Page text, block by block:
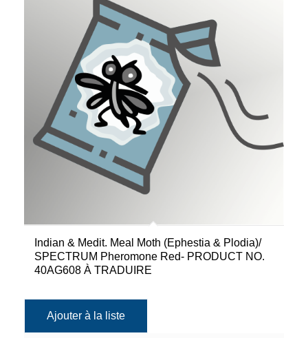
Indian & Medit. Meal Moth (Ephestia & Plodia)/
SPECTRUM Pheromone Red- PRODUCT NO.
40AG608 À TRADUIRE
Ajouter à la liste